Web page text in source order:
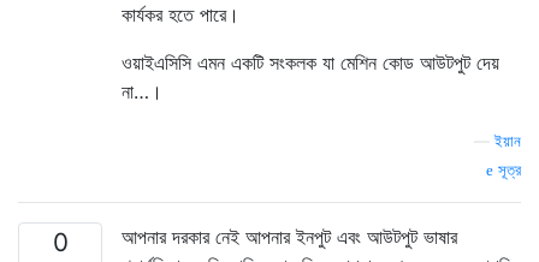
কার্যকর হতে পারে।
ওয়াইএসিসি এমন একটি সংকলক যা মেশিন কোড আউটপুট দেয়
না…।
—ইয়ান
সূত্র
0 আপনার দরকার নেই আপনার ইনপুট এবং আউটপুট ভাষার